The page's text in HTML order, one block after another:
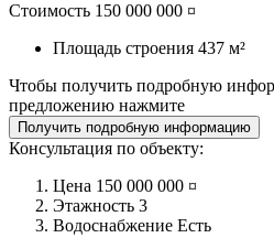
Стоимость 150 000 000 ¤
Площадь строения 437 м²
Чтобы получить подробную
предложению нажмите
Получить подробную информацию
Консультация по объекту:
Цена 150 000 000 ¤
Этажность 3
Водоснабжение Есть